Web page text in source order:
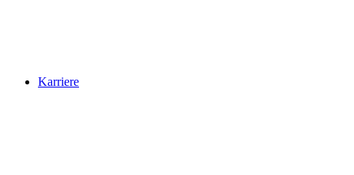
Karriere